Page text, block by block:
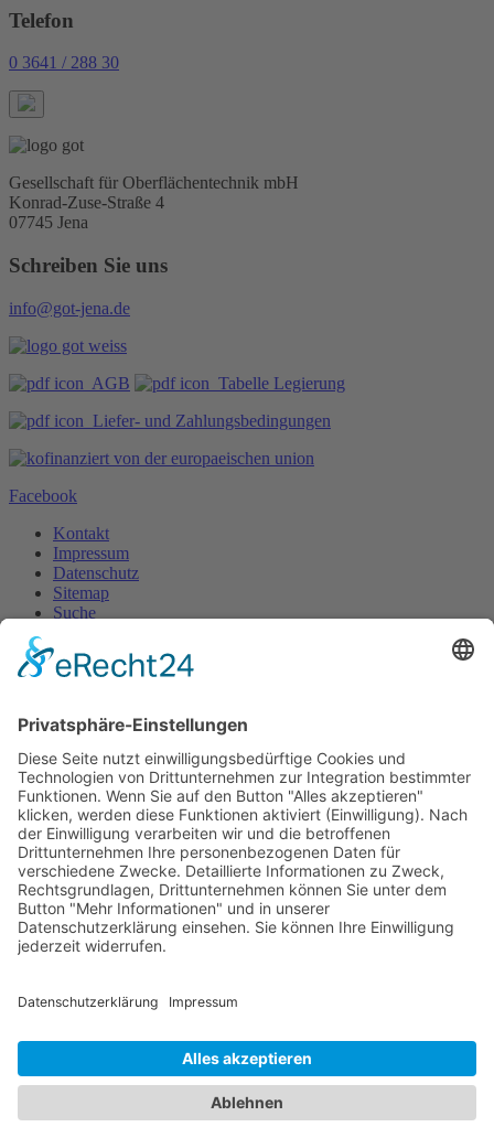
Telefon
0 3641 / 288 30
Gesellschaft für Oberflächentechnik mbH
Konrad-Zuse-Straße 4
07745 Jena
Schreiben Sie uns
info@got-jena.de
AGB
Tabelle Legierung
Liefer- und Zahlungsbedingungen
Facebook
Kontakt
Impressum
Datenschutz
Sitemap
Suche
Designed by
2026 GOT mbH Jena
Gesellschaft für Oberflächentechnik mbH
Konrad-Zuse-Straße 4
07745 Jena
Telefon
0 3641 / 288 30
Gesellschaft für Oberflächentechnik mbH
Konrad-Zuse-Straße 4